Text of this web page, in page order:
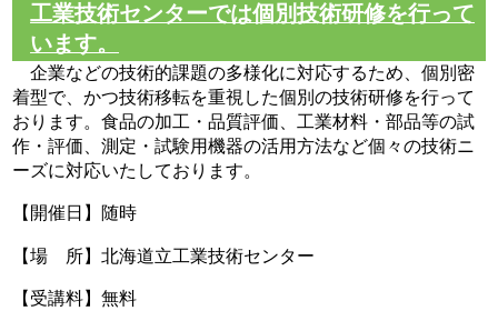
工業技術センターでは個別技術研修を行って
います。
企業などの技術的課題の多様化に対応するため、個別密
着型で、かつ技術移転を重視した個別の技術研修を行って
おります。食品の加工・品質評価、工業材料・部品等の試
作・評価、測定・試験用機器の活用方法など個々の技術ニ
ーズに対応いたしております。
【開催日】随時
【場 所】北海道立工業技術センター
【受講料】無料